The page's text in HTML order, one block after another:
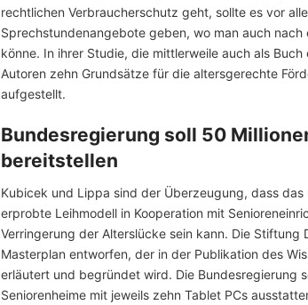
rechtlichen Verbraucherschutz geht, sollte es vor
Sprechstundenangebote geben, wo man auch nach
könne. In ihrer Studie, die mittlerweile auch als
Autoren zehn Grundsätze für die altersgerechte
aufgestellt.
Bundesregierung soll 50
bereitstellen
Kubicek und Lippa sind der Überzeugung, dass
erprobte Leihmodell in Kooperation mit
Verringerung der Alterslücke sein kann. Die Stiftung
Masterplan entworfen, der in der Publikation des
erläutert und begründet wird. Die Bundesregierung
Seniorenheime mit jeweils zehn Tablet PCs